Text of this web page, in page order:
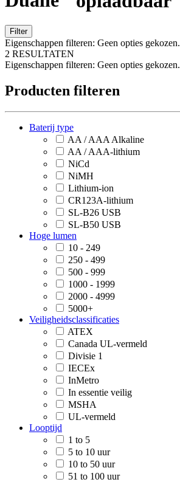
Filter
Eigenschappen filteren: Geen opties gekozen.
2 RESULTATEN
Eigenschappen filteren: Geen opties gekozen.
Producten filteren
Baterij type
AA / AAA Alkaline
AA / AAA-lithium
NiCd
NiMH
Lithium-ion
CR123A-lithium
SL-B26 USB
SL-B50 USB
Hoge lumen
10 - 249
250 - 499
500 - 999
1000 - 1999
2000 - 4999
5000+
Veiligheidsclassificaties
ATEX
Canada UL-vermeld
Divisie 1
IECEx
InMetro
In essentie veilig
MSHA
UL-vermeld
Looptijd
1 to 5
5 to 10 uur
10 to 50 uur
51 to 100 uur